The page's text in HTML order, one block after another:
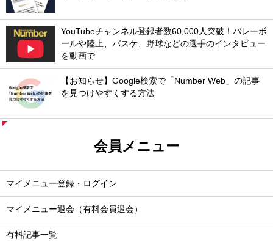
YouTubeチャンネル登録者数60,000人突破！バレーボ
ールや陸上、バスケ、野球などの選手のインタビュー
を動画で
【お知らせ】Google検索で「Number Web」の記事
を見つけやすくする方法
会員メニュー
マイメニュー登録・ログイン
マイメニュー退会（有料会員退会）
有料記事一覧